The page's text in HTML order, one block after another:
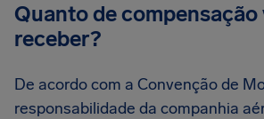
Quanto de
receber?
De acordo com a Convenção de
responsabilidade da companhia